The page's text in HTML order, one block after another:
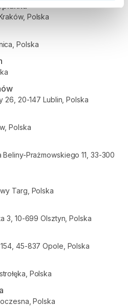
Polska
Polska
26, 20-147 Lublin, Polska
Polska
Beliny-Prażmowskiego 11, 33-300
Targ, Polska
3, 10-699 Olsztyn, Polska
45-837 Opole, Polska
Polska
Polska